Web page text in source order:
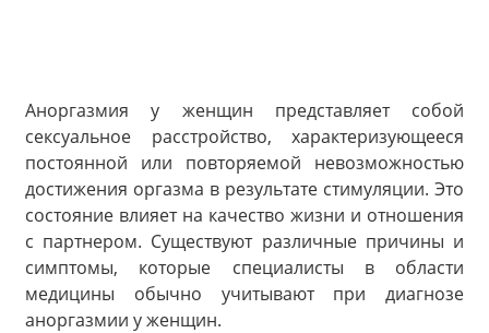
Аноргазмия у женщин представляет собой
сексуальное расстройство, характеризующееся
постоянной или повторяемой невозможностью
достижения оргазма в результате стимуляции. Это
состояние влияет на качество жизни и отношения
с партнером. Существуют различные причины и
симптомы, которые специалисты в области
медицины обычно учитывают при диагнозе
аноргазмии у женщин.